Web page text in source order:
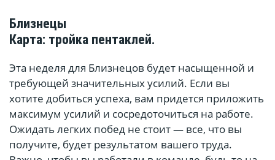
Близнецы
Карта: тройка пентаклей.
Эта неделя для Близнецов будет насыщенной и
требующей значительных усилий. Если вы
хотите добиться успеха, вам придется приложить
максимум усилий и сосредоточиться на работе.
Ожидать легких побед не стоит — все, что вы
получите, будет результатом вашего труда.